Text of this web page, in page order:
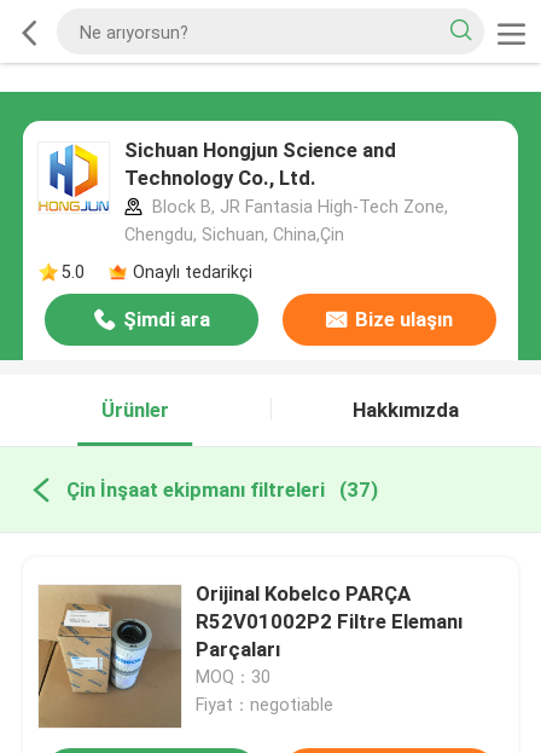
Sichuan Hongjun Science and
Technology Co., Ltd.
Block B, JR Fantasia High-Tech Zone,
Chengdu, Sichuan, China,Çin
5.0
Onaylı tedarikçi
Şimdi ara Bize ulaşın
Ürünler Hakkımızda
Çin İnşaat ekipmanı filtreleri (37)
Orijinal Kobelco PARÇA
R52V01002P2 Filtre Elemanı
Parçaları
MOQ：30
Fiyat：negotiable